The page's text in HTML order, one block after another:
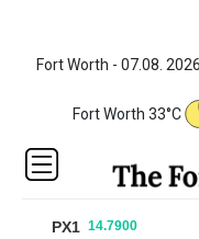
Fort Worth - 07.08.
Fort Worth 33°C
PX1 14.7900